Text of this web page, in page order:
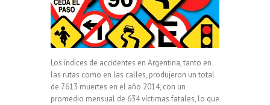
Los índices de accidentes en Argentina, tanto en
las rutas como en las calles, produjeron un total
de 7613 muertes en el año 2014, con un
promedio mensual de 634 víctimas fatales, lo que